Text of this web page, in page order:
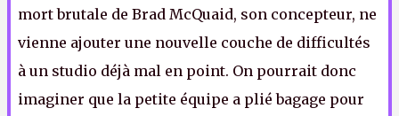
mort brutale de Brad McQuaid, son concepteur, ne
vienne ajouter une nouvelle couche de difficultés
à un studio déjà mal en point. On pourrait donc
imaginer que la petite équipe a plié bagage pour